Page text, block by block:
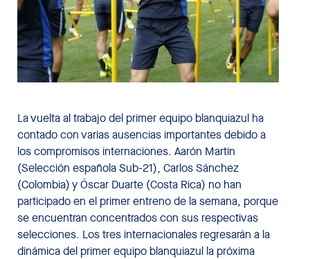
La vuelta al trabajo del primer equipo blanquiazul ha
contado con varias ausencias importantes debido a
los compromisos internaciones. Aarón Martín
(Selección española Sub-21), Carlos Sánchez
(Colombia) y Óscar Duarte (Costa Rica) no han
participado en el primer entreno de la semana, porque
se encuentran concentrados con sus respectivas
selecciones. Los tres internacionales regresarán a la
dinámica del primer equipo blanquiazul la próxima